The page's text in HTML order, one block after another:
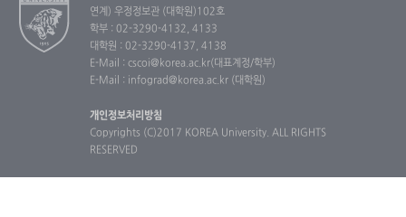
연계) 우정정보관 (대학원)102호
학부 : 02-3290-4132, 4133
대학원 : 02-3290-4137, 4138
E-Mail : cscoi@korea.ac.kr(대표계정/학부)
E-Mail : infograd@korea.ac.kr (대학원)
개인정보처리방침
Copyrights (C)2017 KOREA University. ALL RIGHTS
RESERVED